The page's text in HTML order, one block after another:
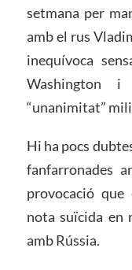
setmana per
amb el rus
inequívoca
Washington
“unanimitat”
Hi ha pocs
fanfarronades
provocació que
nota suïcida en
amb Rússia.